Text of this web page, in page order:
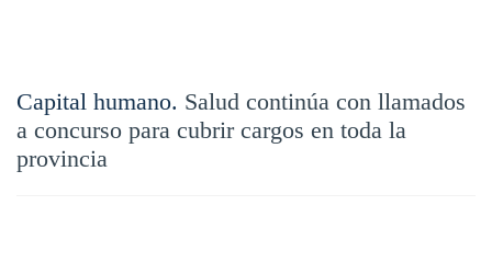
Capital humano. Salud continúa con llamados
a concurso para cubrir cargos en toda la
provincia